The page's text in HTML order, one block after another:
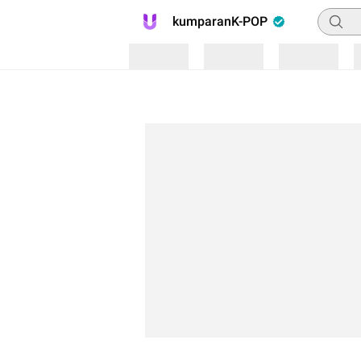
kumparanK-POP